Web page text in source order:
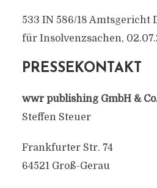
533 IN 586/18 Amtsgericht
für Insolvenzsachen,
PRESSEKONTAKT
wwr publishing GmbH &
Steffen Steuer
Frankfurter Str. 74
64521 Groß-Gerau